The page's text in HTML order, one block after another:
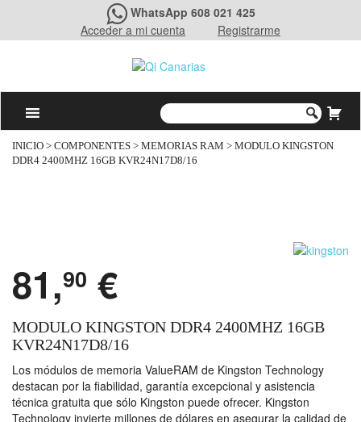
WhatsApp 608 021 425
Acceder a mi cuenta
Registrarme
INICIO > COMPONENTES > MEMORIAS RAM > MODULO KINGSTON
DDR4 2400MHZ 16GB KVR24N17D8/16
81,90 €
MODULO KINGSTON DDR4 2400MHZ 16GB
KVR24N17D8/16
Los módulos de memoria ValueRAM de Kingston Technology
destacan por la fiabilidad, garantía excepcional y asistencia
técnica gratuita que sólo Kingston puede ofrecer. Kingston
Technology invierte millones de dólares en asegurar la calidad de